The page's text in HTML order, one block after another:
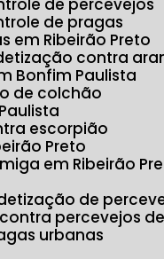
de percevejos
de pragas
em Ribeirão Preto
contra
Bonfim Paulista
de colchão
escorpião
Preto
em Ribeirão
de
contra percevejos
urbanas